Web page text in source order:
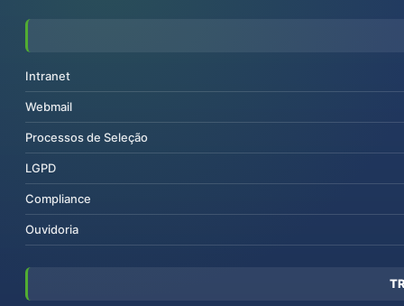
Intranet
Webmail
Processos de Seleção
LGPD
Compliance
Ouvidoria